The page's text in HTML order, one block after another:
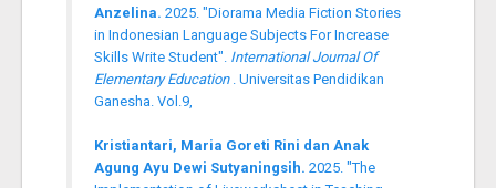
Anzelina. 2025. "Diorama Media Fiction Stories
in Indonesian Language Subjects For Increase
Skills Write Student". International Journal Of
Elementary Education . Universitas Pendidikan
Ganesha. Vol.9,
Kristiantari, Maria Goreti Rini dan Anak
Agung Ayu Dewi Sutyaningsih. 2025. "The